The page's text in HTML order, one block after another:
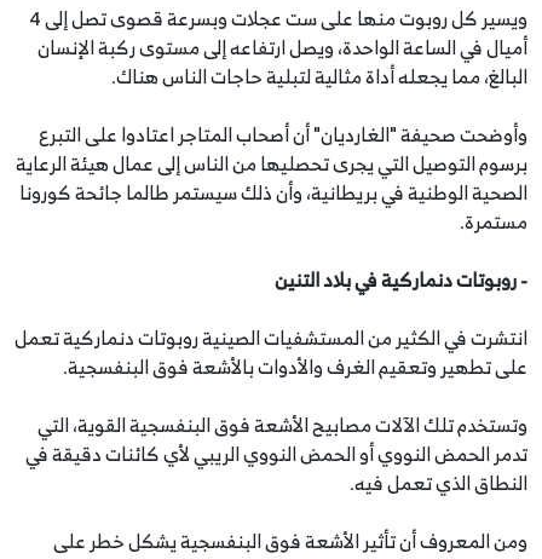
ويسير كل روبوت منها على ست عجلات وبسرعة قصوى تصل إلى 4
أميال في الساعة الواحدة، ويصل ارتفاعه إلى مستوى ركبة الإنسان
البالغ، مما يجعله أداة مثالية لتبلية حاجات الناس هناك.
وأوضحت صحيفة "الغارديان" أن أصحاب المتاجر اعتادوا على التبرع
برسوم التوصيل التي يجرى تحصليها من الناس إلى عمال هيئة الرعاية
الصحية الوطنية في بريطانية، وأن ذلك سيستمر طالما جائحة كورونا
مستمرة.
- روبوتات دنماركية في بلاد التنين
انتشرت في الكثير من المستشفيات الصينية روبوتات دنماركية تعمل
على تطهير وتعقيم الغرف والأدوات بالأشعة فوق البنفسجية.
وتستخدم تلك الآلات مصابيح الأشعة فوق البنفسجية القوية، التي
تدمر الحمض النووي أو الحمض النووي الريبي لأي كائنات دقيقة في
النطاق الذي تعمل فيه.
ومن المعروف أن تأثير الأشعة فوق البنفسجية يشكل خطر على